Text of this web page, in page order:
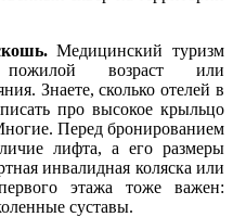
Медицинский туризм
пожилой возраст или
Знаете, сколько отелей в
про высокое крыльцо
Перед бронированием
лифта, а его размеры
инвалидная коляска или
этажа тоже важен:
суставы.